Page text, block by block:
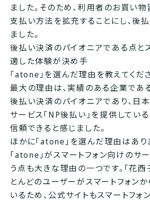
ました。そのため、利用者のお買い
支払い方法を拡充することにし、後
ました。
後払い決済のパイオニアである点と
適した体験が決め手
「atone」を選んだ理由を教えてくだ
最大の理由は、実績のある企業である
後払い決済のパイオニアであり、日
サービス「NP後払い」を提供してい
信頼できると感じました。
ほかに「atone」を選んだ理由はあり
「atone」がスマートフォン向けのサ
う点も大きな理由の一つです。「花
とんどのユーザーがスマートフォン
いるため、公式サイトもスマートフォ